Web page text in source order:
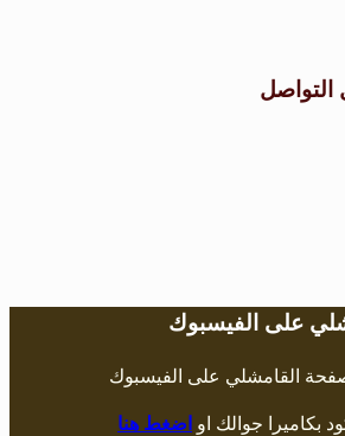
التواصل
على الفيسبوك
بكاميرا جوالك او اضغط هنا